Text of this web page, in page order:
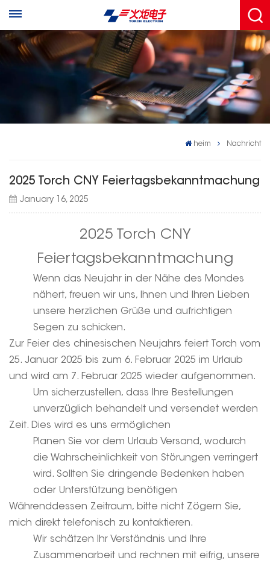
heim Nachricht
2025 Torch CNY Feiertagsbekanntmachung
January 16, 2025
2025 Torch CNY
Feiertagsbekanntmachung
Wenn das Neujahr in der Nähe des Mondes
nähert, freuen wir uns, Ihnen und Ihren Lieben
unsere herzlichen Grüße und aufrichtigen
Segen zu schicken.
Zur Feier des chinesischen Neujahrs feiert Torch vom
25. Januar 2025 bis zum 6. Februar 2025 im Urlaub
und wird am 7. Februar 2025 wieder aufgenommen.
Um sicherzustellen, dass Ihre Bestellungen
unverzüglich behandelt und versendet werden
Zeit. Dies wird es uns ermöglichen
Planen Sie vor dem Urlaub Versand, wodurch
die Wahrscheinlichkeit von Störungen verringert
wird. Sollten Sie dringende Bedenken haben
oder Unterstützung benötigen
Währenddessen Zeitraum, bitte nicht Zögern Sie,
mich direkt telefonisch zu kontaktieren.
Wir schätzen Ihr Verständnis und Ihre
Zusammenarbeit und rechnen mit eifrig, unsere